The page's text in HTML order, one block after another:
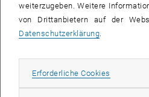
TISS-Mitarbeiterprofil, öffnet eine
weiterzugeben. Weitere
von Drittanbietern auf der
Datenschutzerklärung
Erforderliche Cookies